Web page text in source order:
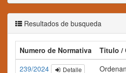
Resultados de busqueda
Numero de Normativa Titulo /
239/2024
Detalle